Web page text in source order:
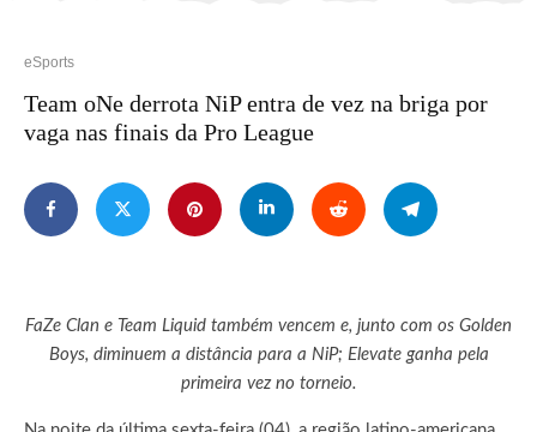
eSports
Team oNe derrota NiP entra de vez na briga por
vaga nas finais da Pro League
FaZe Clan e Team Liquid também vencem e, junto com os Golden
Boys, diminuem a distância para a NiP; Elevate ganha pela
primeira vez no torneio.